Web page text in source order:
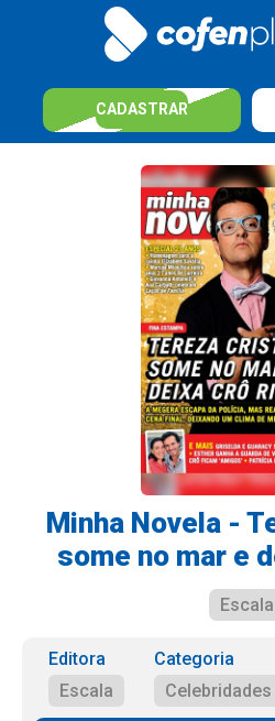
CADASTRAR
Minha Novela -
some no mar e
Escala
Editora
Escala
Categoria
Celebridades